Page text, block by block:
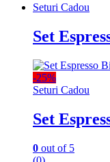
Seturi Cadou
Set
-25%
Seturi Cadou
Set
0 out of 5